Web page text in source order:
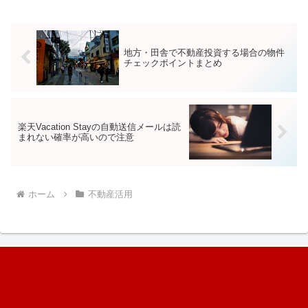
地方・田舎で不動産投資する場合の物件
チェックポイントまとめ
楽天Vacation Stayの自動送信メールは読
まれない確率が高いので注意
ホーム 不動産活用